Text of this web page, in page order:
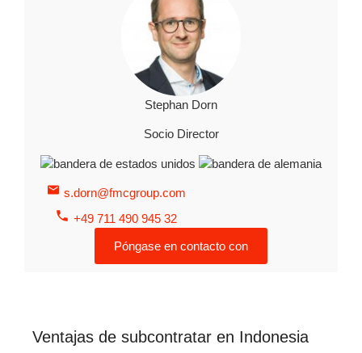
Stephan Dorn
Socio Director
s.dorn@fmcgroup.com
+49 711 490 945 32
Póngase en contacto con
Ventajas de subcontratar en Indonesia